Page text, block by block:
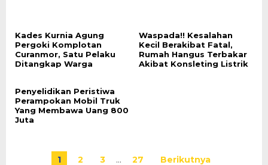
Kades Kurnia Agung
Pergoki Komplotan
Curanmor, Satu Pelaku
Ditangkap Warga
Waspada!! Kesalahan
Kecil Berakibat Fatal,
Rumah Hangus Terbakar
Akibat Konsleting Listrik
Penyelidikan Peristiwa
Perampokan Mobil Truk
Yang Membawa Uang 800
Juta
1 2 3 … 27 Berikutnya